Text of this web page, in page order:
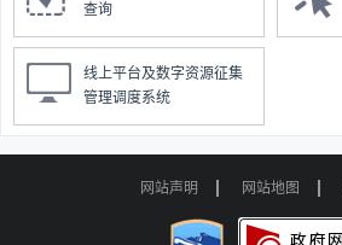
查询
线上平台及数字资源征集
管理调度系统
网站声明 网站地图